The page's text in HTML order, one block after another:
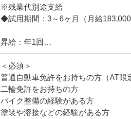
※残業代別途支給
◆試用期間：3～6ヶ月（月給183,000
昇給：年1回
賞与：年2回（業績による）
手当：
通勤手当
営業手当
技能手当・資格手当
＜必須＞
普通自動車免許をお持ちの方（AT限
二輪免許をお持ちの方
バイク整備の経験がある方
塗装や溶接などの経験がある方